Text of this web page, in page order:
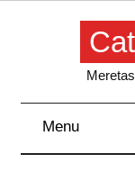
Skip
Menu